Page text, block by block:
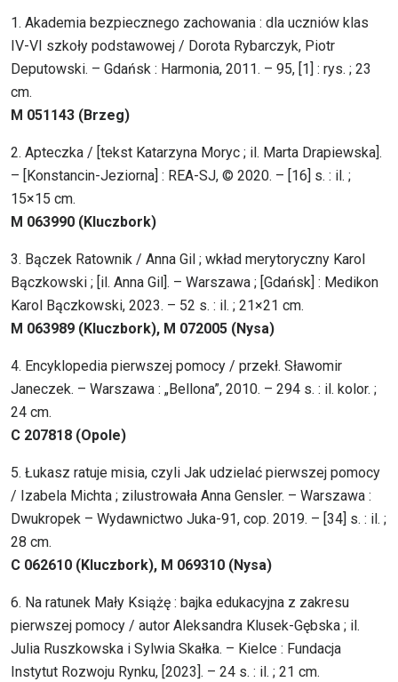
1. Akademia bezpiecznego zachowania : dla uczniów klas
IV-VI szkoły podstawowej / Dorota Rybarczyk, Piotr
Deputowski. – Gdańsk : Harmonia, 2011. – 95, [1] : rys. ; 23
cm.
M 051143 (Brzeg)
2. Apteczka / [tekst Katarzyna Moryc ; il. Marta Drapiewska].
– [Konstancin-Jeziorna] : REA-SJ, © 2020. – [16] s. : il. ;
15×15 cm.
M 063990 (Kluczbork)
3. Bączek Ratownik / Anna Gil ; wkład merytoryczny Karol
Bączkowski ; [il. Anna Gil]. – Warszawa ; [Gdańsk] : Medikon
Karol Bączkowski, 2023. – 52 s. : il. ; 21×21 cm.
M 063989 (Kluczbork), M 072005 (Nysa)
4. Encyklopedia pierwszej pomocy / przekł. Sławomir
Janeczek. – Warszawa : „Bellona”, 2010. – 294 s. : il. kolor. ;
24 cm.
C 207818 (Opole)
5. Łukasz ratuje misia, czyli Jak udzielać pierwszej pomocy
/ Izabela Michta ; zilustrowała Anna Gensler. – Warszawa :
Dwukropek – Wydawnictwo Juka-91, cop. 2019. – [34] s. : il. ;
28 cm.
C 062610 (Kluczbork), M 069310 (Nysa)
6. Na ratunek Mały Książę : bajka edukacyjna z zakresu
pierwszej pomocy / autor Aleksandra Klusek-Gębska ; il.
Julia Ruszkowska i Sylwia Skałka. – Kielce : Fundacja
Instytut Rozwoju Rynku, [2023]. – 24 s. : il. ; 21 cm.